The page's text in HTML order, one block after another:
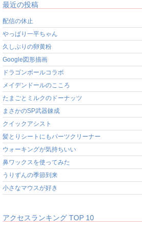
最近の投稿
配信の休止
やっぱり一平ちゃん
久しぶりの卵黄粉
Google図形描画
ドラゴンボールコラボ
メイデンドールのこころ
たまごとミルクのドーナッツ
まさかのSP武器錬成
クイックアシスト
髪とりシートにもパーツクリーナー
ウォーキングが気持ちいい
鼻ワックスを使ってみた
うりずんの季節到来
小さなマウスが好き
アクセスランキング TOP 10